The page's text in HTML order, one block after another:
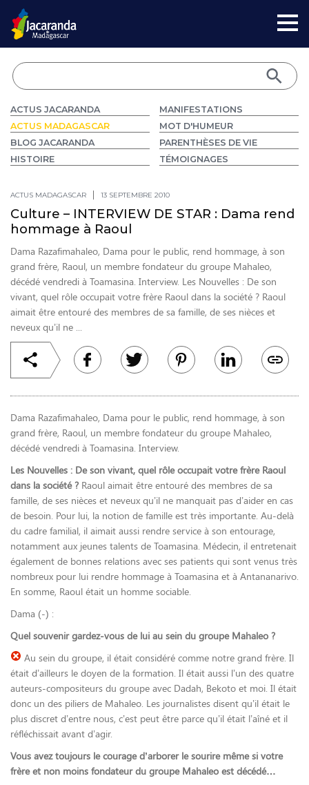
ACTUS JACARANDA
ACTUS MADAGASCAR
BLOG JACARANDA
HISTOIRE
MANIFESTATIONS
MOT D'HUMEUR
PARENTHÈSES DE VIE
TÉMOIGNAGES
ACTUS MADAGASCAR 13 SEPTEMBRE 2010
Culture – INTERVIEW DE STAR : Dama rend
hommage à Raoul
Dama Razafimahaleo, Dama pour le public, rend hommage, à son
grand frère, Raoul, un membre fondateur du groupe Mahaleo,
décédé vendredi à Toamasina. Interview. Les Nouvelles : De son
vivant, quel rôle occupait votre frère Raoul dans la société ? Raoul
aimait être entouré des membres de sa famille, de ses nièces et
neveux qu’il ne ...
Dama Razafimahaleo, Dama pour le public, rend hommage, à son
grand frère, Raoul, un membre fondateur du groupe Mahaleo,
décédé vendredi à Toamasina. Interview.
Les Nouvelles : De son vivant, quel rôle occupait votre frère Raoul
dans la société ? Raoul aimait être entouré des membres de sa
famille, de ses nièces et neveux qu’il ne manquait pas d’aider en cas
de besoin. Pour lui, la notion de famille est très importante. Au-delà
du cadre familial, il aimait aussi rendre service à son entourage,
notamment aux jeunes talents de Toamasina. Médecin, il entretenait
également de bonnes relations avec ses patients qui sont venus très
nombreux pour lui rendre hommage à Toamasina et à Antananarivo.
En somme, Raoul était un homme sociable.
Dama (-) :
Quel souvenir gardez-vous de lui au sein du groupe Mahaleo ?
Au sein du groupe, il était considéré comme notre grand frère. Il
était d’ailleurs le doyen de la formation. Il était aussi l’un des quatre
auteurs-compositeurs du groupe avec Dadah, Bekoto et moi. Il était
donc un des piliers de Mahaleo. Les journalistes disent qu’il était le
plus discret d’entre nous, c’est peut être parce qu’il était l’aîné et il
réfléchissait avant d’agir.
Vous avez toujours le courage d’arborer le sourire même si votre
frère et non moins fondateur du groupe Mahaleo est décédé…